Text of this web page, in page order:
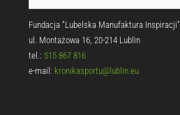
Fundacja "Lubelska Manufaktura Inspiracji"
ul. Montażowa 16, 20-214 Lublin
tel.: 515 867 816
e-mail: kronikasportu@lublin.eu